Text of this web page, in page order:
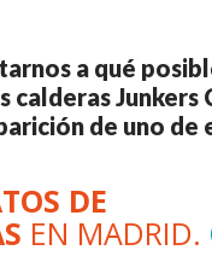
a qué
Junkers
de uno de
DE
EN MADRID.